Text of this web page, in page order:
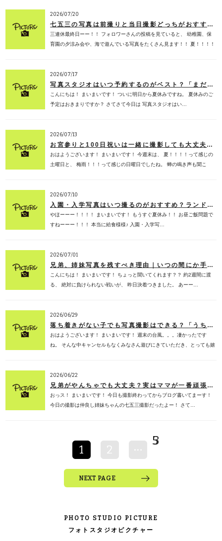
2026/07/20
七五三の写真は前撮りと当日撮影どっちがおすすめ？メリット・デメリットを子供専門フォトスタジオが徹底解説【2026年版】
三連休最終日ーー！！ フォロワーさんの投稿を見ていると、 幼稚園、保
育園の夕涼み会や、海で遊んでいる写真をたくさん見ます！！ 夏！！！！
2026/07/17
写真スタジオはいつ予約するのがベスト？「まだ早いかな？」と迷っているママへ
こんにちは！ まいまいです！ ついに明日から夏休みですね。 夏休みのご
予定はおきまりですか？ さてさて今日は 写真スタジオはい…
2026/07/13
お宮参りと100日祝いは一緒に撮影しても大丈夫？後悔しない選び方を子供専門フォトスタジオが解説しちゃいます！
おはようございます！ まいまいです！ 今週末は、 夏！！！！って感じの
土曜日と、 梅雨！！！って感じの日曜日でしたね。 蝉の鳴き声も聞こ
2026/07/10
入園・入学写真はいつ撮るのがおすすめ？ランドセルが大きく見える「今」を残してほしい理由！！！！
やほーーー！！！！ まいまいです！ もうすぐ夏休み！！ お昼ご飯問題で
すねーーー！！！ 本当に給食様様♪ 入園・入学写…
2026/07/01
兄弟、姉妹写真を残すべき理由｜いつの間にか手をつながなくなる日が来るから。千葉 フォトスタジオ編
こんにちは！ まいまいです！ ちょっと聞いてくれます？？ 約2週間に渡
る、 絶対に負けられない戦いが、 昨日決着つきました。 あーー…
2026/06/29
落ち着きがない子でも写真撮影はできる？「うちの子だけ大変かも…」と思っているママへ 千葉フォトスタジオ
おはようございます！ まいまいです！ 週末の台風。。。凄かったです
ね。 そんな中キャンセルもなくみなさん遊びにきていただき、とっても嬉
2026/06/22
兄弟がやんちゃでも大丈夫？実はママが一番頑張っているかもしれません！！
おっス！ まいまいです！ 今日も撮影終わってからブログ書いてまーす！
今日の撮影は仲良し姉妹ちゃんの七五三撮影だったよー！ さて…
1 2
53
NEXT PAGE
PHOTO STUDIO PICTURE
フォトスタジオピクチャー